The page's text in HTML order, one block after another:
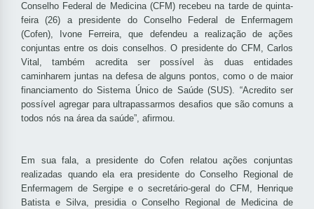
Conselho Federal de Medicina (CFM) recebeu na tarde de quinta-
feira (26) a presidente do Conselho Federal de Enfermagem
(Cofen), Ivone Ferreira, que defendeu a realização de ações
conjuntas entre os dois conselhos. O presidente do CFM, Carlos
Vital, também acredita ser possível às duas entidades
caminharem juntas na defesa de alguns pontos, como o de maior
financiamento do Sistema Único de Saúde (SUS). “Acredito ser
possível agregar para ultrapassarmos desafios que são comuns a
todos nós na área da saúde”, afirmou.
Em sua fala, a presidente do Cofen relatou ações conjuntas
realizadas quando ela era presidente do Conselho Regional de
Enfermagem de Sergipe e o secretário-geral do CFM, Henrique
Batista e Silva, presidia o Conselho Regional de Medicina de